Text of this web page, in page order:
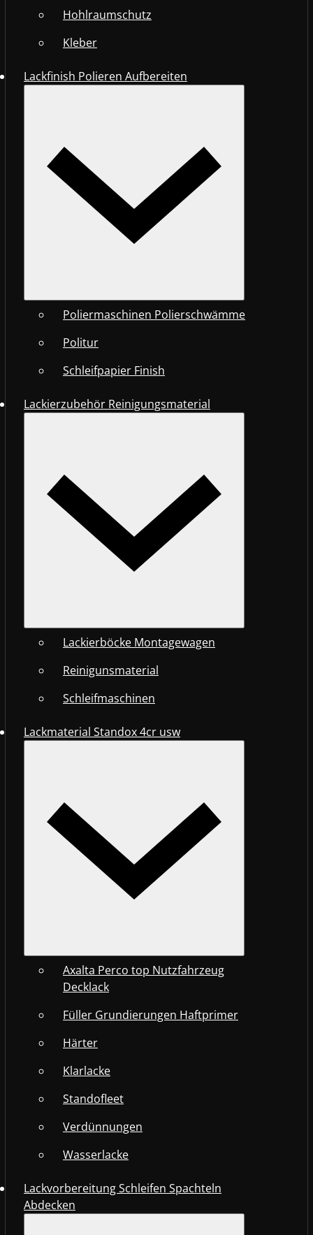
Hohlraumschutz
Kleber
Lackfinish Polieren Aufbereiten
Poliermaschinen Polierschwämme
Politur
Schleifpapier Finish
Lackierzubehör Reinigungsmaterial
Lackierböcke Montagewagen
Reinigunsmaterial
Schleifmaschinen
Lackmaterial Standox 4cr usw
Axalta Perco top Nutzfahrzeug
Decklack
Füller Grundierungen Haftprimer
Härter
Klarlacke
Standofleet
Verdünnungen
Wasserlacke
Lackvorbereitung Schleifen Spachteln
Abdecken